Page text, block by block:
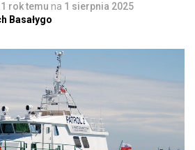
1 rok temu na 1 sierpnia 2025
Basałygo